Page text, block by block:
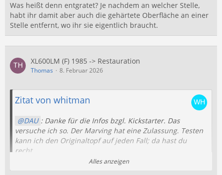
Was heißt denn entgratet? Je nachdem an welcher Stelle,
habt ihr damit aber auch die gehärtete Oberfläche an einer
Stelle entfernt, wo ihr sie eigentlich braucht.
XL600LM (F) 1985 -> Restauration
Thomas 8. Februar 2026
Zitat von whitman
DAU : Danke für die Infos bzgl. Kickstarter. Das
versuche ich so. Der Marving hat eine Zulassung. Testen
kann ich den Originaltopf auf jeden Fall; da hast du
recht.
Alles anzeigen